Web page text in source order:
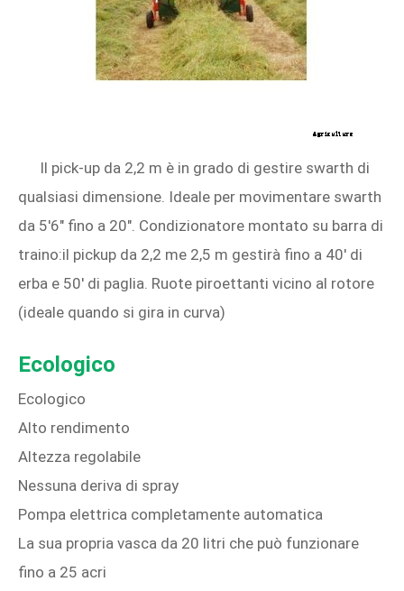
Il pick-up da 2,2 m è in grado di gestire swarth di
qualsiasi dimensione. Ideale per movimentare swarth
da 5'6" fino a 20". Condizionatore montato su barra di
traino:il pickup da 2,2 me 2,5 m gestirà fino a 40' di
erba e 50' di paglia. Ruote piroettanti vicino al rotore
(ideale quando si gira in curva)
Ecologico
Ecologico
Alto rendimento
Altezza regolabile
Nessuna deriva di spray
Pompa elettrica completamente automatica
La sua propria vasca da 20 litri che può funzionare
fino a 25 acri